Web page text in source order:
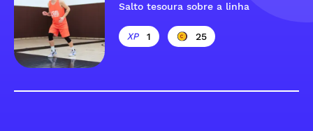
Salto tesoura sobre a linha
1 25